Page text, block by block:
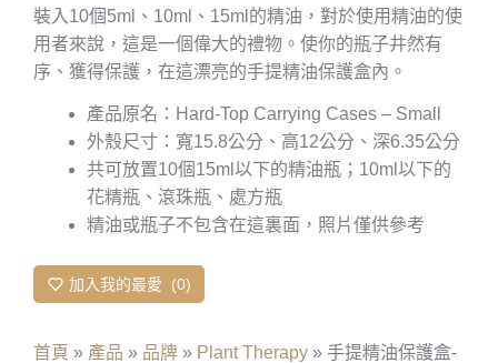
裝入10個5ml、10ml、15ml的精油，對於使用精油的使
用者來說，這是一個偉大的禮物。使你的瓶子井然有
序、獲得保護，在這漂亮的手提精油保護盒內。
產品原名：Hard-Top Carrying Cases – Small
外殼尺寸：寬15.8公分、高12公分、深6.35公分
共可放置10個15ml以下的精油瓶；10ml以下的
花精瓶、滾珠瓶、處方瓶
精油或瓶子不包含在這裏面，照片僅供參考
加入我的最愛 0
首頁 » 產品 » 品牌 » Plant Therapy » 手提精油保護盒-